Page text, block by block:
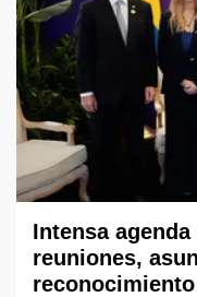
Intensa
reuniones,
reconocimiento